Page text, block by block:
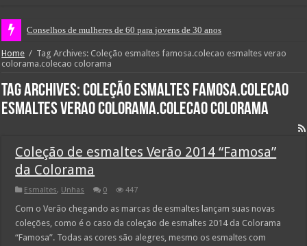
Conselhos de mulheres de 60 para jovens de 30 anos
Home / Tag Archives: Coleção esmaltes famosa.colecao esmaltes verao
colorama.colecao colorama
Tag Archives:Coleção esmaltes famosa.colecao
esmaltes verao colorama.colecao colorama
Coleção de esmaltes Verão 2014 “Famosa”
da Colorama
Esmaltes, Unhas 0 447
Com o Verão chegando as marcas de esmaltes lançam suas novas
coleções, como é o caso da coleção de esmaltes 2014 da Colorama
“Famosa”. Todas as cores são alegres, mesmo os esmaltes com